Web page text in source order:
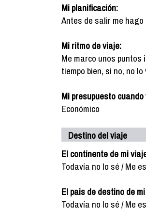
Mi planificación:
Antes de salir me
Mi ritmo de viaje:
Me marco unos puntos
tiempo bien, si no, no
Mi presupuesto
Económico
Destino del viaje
El continente de mi
Todavía no lo sé / Me
El pais de destino de
Todavía no lo sé / Me